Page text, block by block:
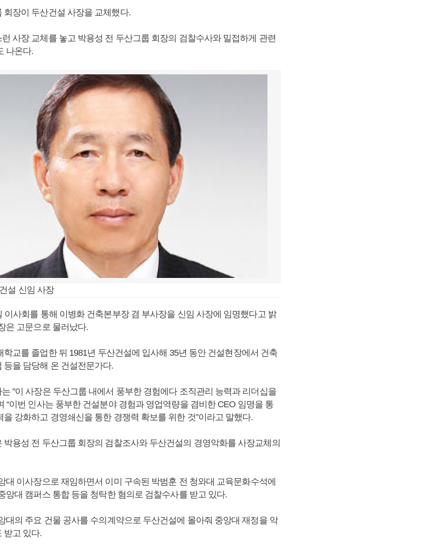
회장이 두산건설 사장을 교체했다.
사장 교체를 놓고 박용성 전 두산그룹 회장의 검찰수사와 밀접하게 관련
나온다.
설 신임 사장
이사회를 통해 이병화 건축본부장 겸 부사장을 신임 사장에 임명했다고 밝
은 고문으로 물러났다.
학교를 졸업한 뒤 1981년 두산건설에 입사해 35년 동안 건설현장에서 건축
등을 담당해 온 건설전문가다.
"이 사장은 두산그룹 내에서 풍부한 경험에다 조직관리 능력과 리더십을
“이번 인사는 풍부한 건설분야 경험과 영업역량을 겸비한 CEO 임명을 통
을 강화하고 경영쇄신을 통한 경쟁력 확보를 위한 것”이라고 말했다.
박용성 전 두산그룹 회장의 검찰조사와 두산건설의 경영악화를 사장교체의
대 이사장으로 재임하면서 이미 구속된 박범훈 전 청와대 교육문화수석에
앙대 캠퍼스 통합 등을 청탁한 혐의로 검찰수사를 받고 있다.
대의 주요 건물 공사를 수의계약으로 두산건설에 몰아줘 중앙대 재정을 악
받고 있다.